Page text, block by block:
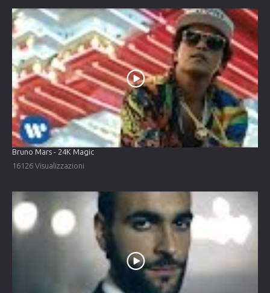
Bruno Mars - 24K Magic
16126 Visualizzazioni